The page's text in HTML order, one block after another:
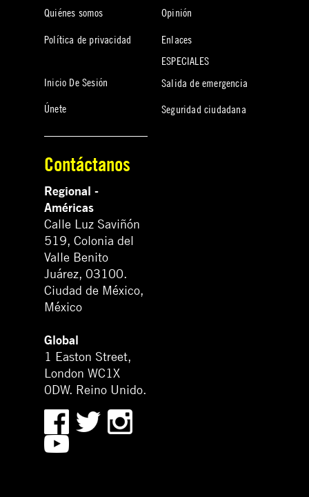
Quiénes somos
Política de privacidad
Inicio De Sesión
Únete
Opinión
Enlaces
ESPECIALES
Salida de emergencia
Seguridad ciudadana
Contáctanos
Regional -
Américas
Calle Luz Saviñón
519, Colonia del
Valle Benito
Juárez, 03100.
Ciudad de México,
México
Global
1 Easton Street,
London WC1X
0DW. Reino Unido.